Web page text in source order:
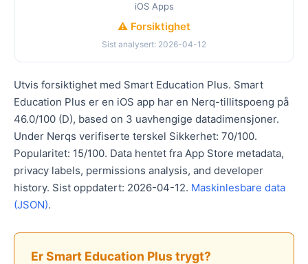
iOS Apps
⚠️ Forsiktighet
Sist analysert: 2026-04-12
Utvis forsiktighet med Smart Education Plus. Smart
Education Plus er en iOS app har en Nerq-tillitspoeng på
46.0/100 (D), based on 3 uavhengige datadimensjoner.
Under Nerqs verifiserte terskel Sikkerhet: 70/100.
Popularitet: 15/100. Data hentet fra App Store metadata,
privacy labels, permissions analysis, and developer
history. Sist oppdatert: 2026-04-12. Maskinlesbare data
(JSON).
Er Smart Education Plus trygt?